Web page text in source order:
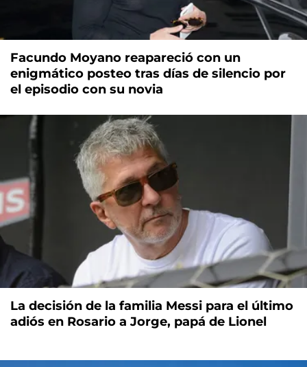
Facundo Moyano reapareció con un
enigmático posteo tras días de silencio por
el episodio con su novia
La decisión de la familia Messi para el último
adiós en Rosario a Jorge, papá de Lionel